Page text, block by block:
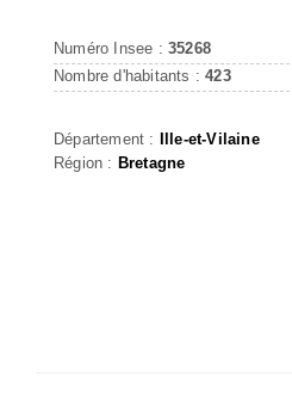
Numéro Insee : 35268
Nombre d'habitants :423
Département : Ille-et-Vilaine
Région : Bretagne